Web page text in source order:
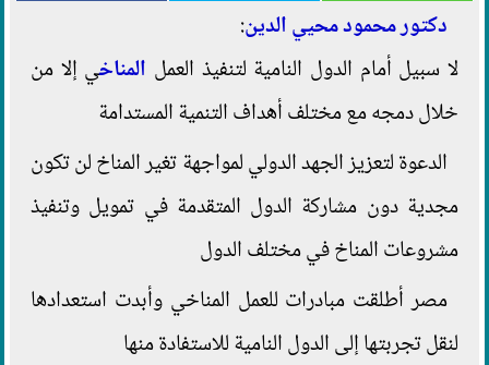
دكتور محمود محيي الدين:
لا سبيل أمام الدول النامية لتنفيذ العمل المناخي إلا من
خلال دمجه مع مختلف أهداف التنمية المستدامة
الدعوة لتعزيز الجهد الدولي لمواجهة تغير المناخ لن تكون
مجدية دون مشاركة الدول المتقدمة في تمويل وتنفيذ
مشروعات المناخ في مختلف الدول
مصر أطلقت مبادرات للعمل المناخي وأبدت استعدادها
لنقل تجربتها إلى الدول النامية للاستفادة منها